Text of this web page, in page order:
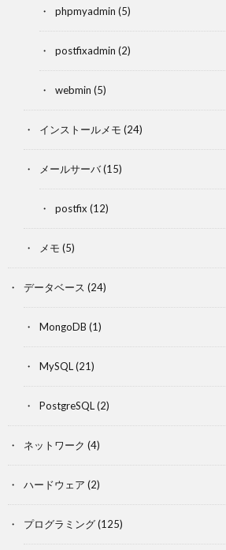
phpmyadmin (5)
postfixadmin (2)
webmin (5)
インストールメモ (24)
メールサーバ(15)
postfix (12)
メモ (5)
データベース (24)
MongoDB (1)
MySQL(21)
PostgreSQL(2)
ネットワーク (4)
ハードウェア (2)
プログラミング(125)